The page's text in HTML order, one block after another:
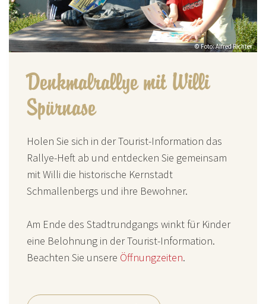
© Foto: Alfred Richter
Denkmalrallye mit Willi
Spürnase
Holen Sie sich in der Tourist-Information das
Rallye-Heft ab und entdecken Sie gemeinsam
mit Willi die historische Kernstadt
Schmallenbergs und ihre Bewohner.
Am Ende des Stadtrundgangs winkt für Kinder
eine Belohnung in der Tourist-Information.
Beachten Sie unsere Öffnungzeiten.